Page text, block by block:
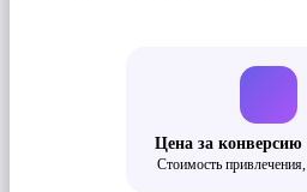
Цена за
Стоимость